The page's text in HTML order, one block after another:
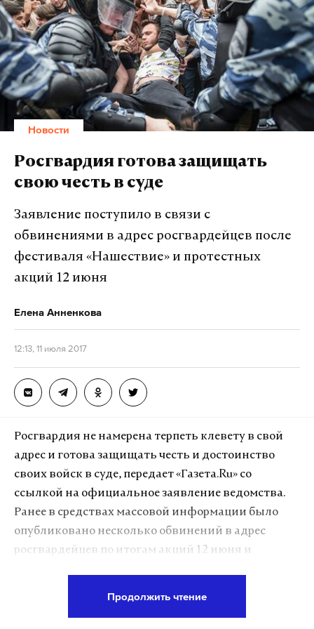
доказать, что его оппонент – не патриот, не
националист и даже не оппозиционер.
«Разговор с Игорем Ивановичем Стрелковым,
который, конечно, является выразителем мнения
определенной группы граждан РФ, мне интересен,
и я готов в нем участвовать», — заявил
Навальный.
Подпишитесь на Daily Storm в
Макс Telegram
Новости
Росгвардия готова защищать
свою честь в суде
Заявление поступило в связи с
обвинениями в адрес росгвардейцев после
фестиваля «Нашествие» и протестных
акций 12 июня
Елена Анненкова
12:13, 11 июля 2017
Росгвардия не намерена терпеть клевету в свой
адрес и готова защищать честь и достоинство
своих войск в суде, передает «Газета.Ru» со
ссылкой на официальное заявление ведомства.
Ранее в средствах массовой информации было
опубликовано несколько обвинений в адрес
росгвардейцев по итогам акций 12 июня и
Продолжить чтение